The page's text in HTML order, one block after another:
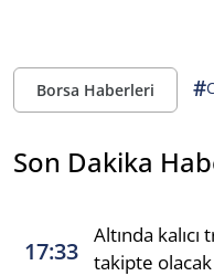
Borsa Haberleri #
Son Dakika
17:33
Altında
takipte olacak